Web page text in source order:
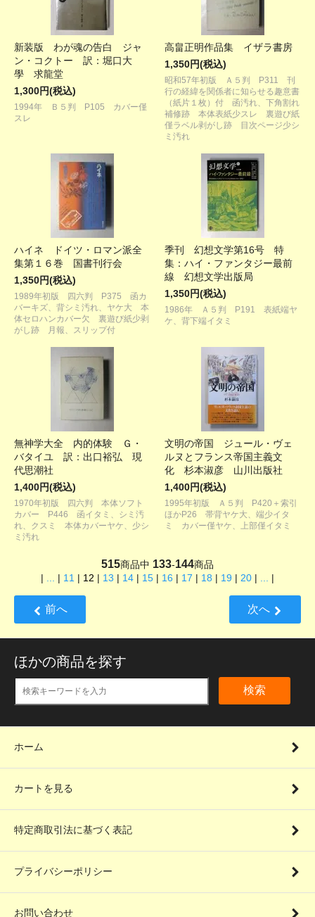
新装版 わが魂の告白 ジャ
ン・コクトー 訳：堀口大
學 求龍堂
1,300円(税込)
1994年 Ｂ５判 P105 カバー僅
スレ
高畠正明作品集 イザラ書房
1,350円(税込)
昭和57年初版 Ａ５判 P311 刊
行の経緯を関係者に知らせる趣意書
（紙片１枚）付 函汚れ、下角割れ
補修跡 本体表紙少スレ 裏遊び紙
僅ラベル剥がし跡 目次ページ少シ
ミ汚れ
ハイネ ドイツ・ロマン派全
集第１６巻 国書刊行会
1,350円(税込)
1989年初版 四六判 P375 函カ
バーキズ、背シミ汚れ、ヤケ大 本
体セロハンカバー欠 裏遊び紙少剥
がし跡 月報、スリップ付
季刊 幻想文学第16号 特
集：ハイ・ファンタジー最前
線 幻想文学出版局
1,350円(税込)
1986年 Ａ５判 P191 表紙端ヤ
ケ、背下端イタミ
無神学大全 内的体験 Ｇ・
バタイユ 訳：出口裕弘 現
代思潮社
1,400円(税込)
1970年初版 四六判 本体ソフト
カバー P446 函イタミ、シミ汚
れ、クスミ 本体カバーヤケ、少シ
ミ汚れ
文明の帝国 ジュール・ヴェ
ルヌとフランス帝国主義文
化 杉本淑彦 山川出版社
1,400円(税込)
1995年初版 Ａ５判 P420＋索引
ほかP26 帯背ヤケ大、端少イタ
ミ カバー僅ヤケ、上部僅イタミ
515商品中 133-144商品
| ... | 11 | 12 | 13 | 14 | 15 | 16 | 17 | 18 | 19 | 20 | ... |
前へ 次へ
ほかの商品を探す
検索
ホーム
カートを見る
特定商取引法に基づく表記
プライバシーポリシー
お問い合わせ